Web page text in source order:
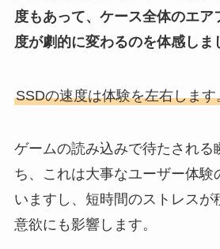
度もあって、ケース全体のエア
度が劇的に変わるのを体感しま
SSDの速度は体験を左右します
ゲームの読み込みで待たされる
ち、これは大事なユーザー体験
いますし、短時間のストレスが
意欲にも影響します。